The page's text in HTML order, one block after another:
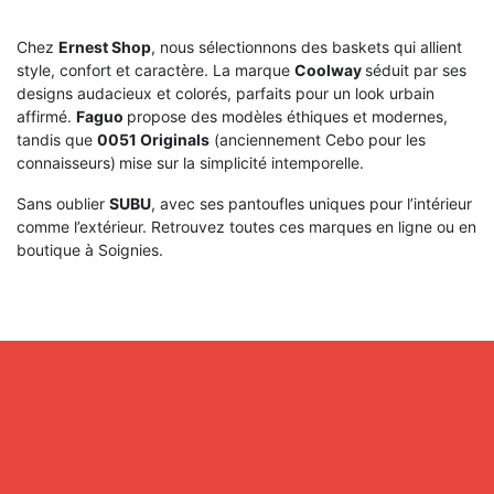
Chez Ernest Shop, nous sélectionnons des baskets qui allient
style, confort et caractère. La marque Coolway séduit par ses
designs audacieux et colorés, parfaits pour un look urbain
affirmé. Faguo propose des modèles éthiques et modernes,
tandis que 0051 Originals (anciennement Cebo pour les
connaisseurs) mise sur la simplicité intemporelle.
Sans oublier SUBU, avec ses pantoufles uniques pour l’intérieur
comme l’extérieur. Retrouvez toutes ces marques en ligne ou en
boutique à Soignies.